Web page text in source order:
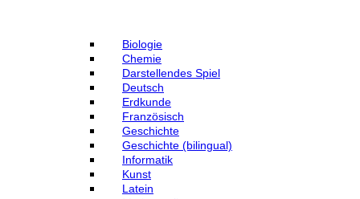
Biologie
Chemie
Darstellendes Spiel
Deutsch
Erdkunde
Französisch
Geschichte
Geschichte (bilingual)
Informatik
Kunst
Latein